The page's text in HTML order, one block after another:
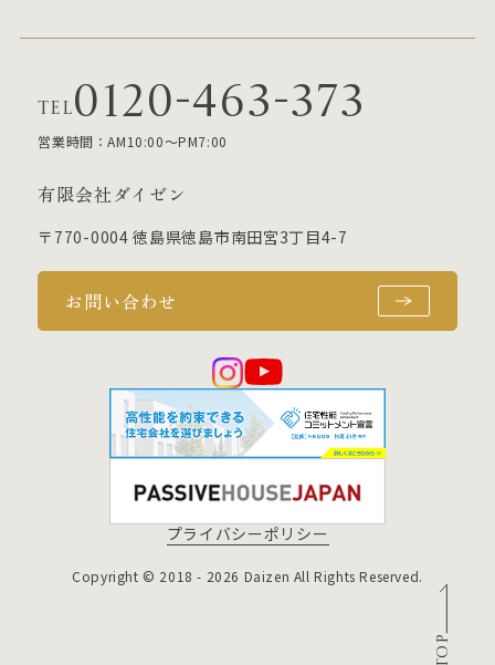
TEL0120-463-373
営業時間：AM10:00～PM7:00
有限会社ダイゼン
〒770-0004 徳島県徳島市南田宮3丁目4-7
お問い合わせ
プライバシーポリシー
Copyright © 2018 - 2026 Daizen All Rights Reserved.